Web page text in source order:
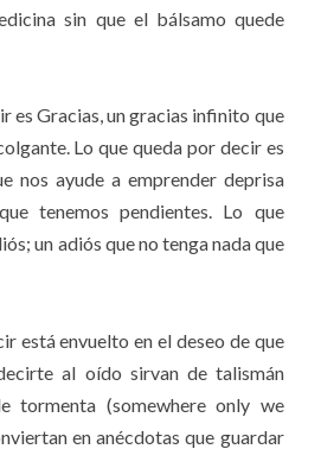
sin que el bálsamo quede
es Gracias, un gracias infinito que
Lo que queda por decir es
nos ayude a emprender deprisa
tenemos pendientes. Lo que
un adiós que no tenga nada que
está envuelto en el deseo de que
al oído sirvan de talismán
tormenta (somewhere only we
en anécdotas que guardar